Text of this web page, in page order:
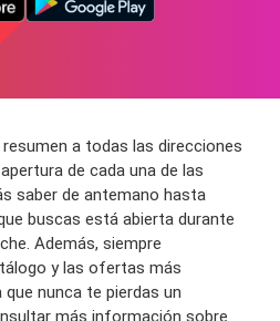
a todas las direcciones
de cada una de las
saber de antemano hasta
buscas está abierta durante
Además, siempre
y las ofertas más
nunca te pierdas un
más información sobre